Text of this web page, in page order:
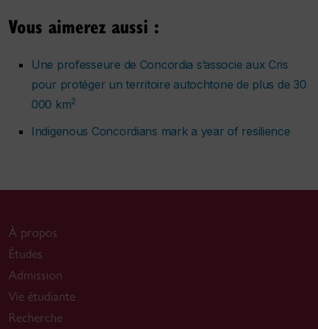
Vous aimerez aussi :
Une professeure de Concordia s’associe aux Cris
pour protéger un territoire autochtone de plus de 30
000 km2
Indigenous Concordians mark a year of resilience
À propos
Études
Admission
Vie étudiante
Recherche